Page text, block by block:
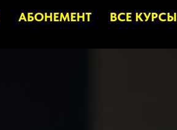
АБОНЕМЕНТ ВСЕ КУРСЫ